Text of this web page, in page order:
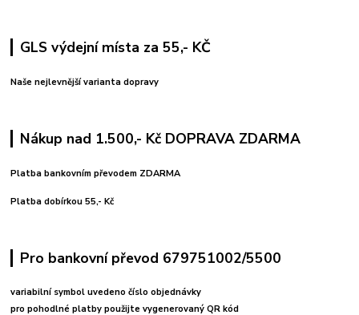
GLS výdejní místa za 55,- KČ
Naše nejlevnější varianta dopravy
Nákup nad 1.500,- Kč DOPRAVA ZDARMA
Platba bankovním převodem ZDARMA
Platba dobírkou 55,- Kč
Pro bankovní převod 679751002/5500
variabilní symbol uvedeno číslo objednávky
pro pohodlné platby použijte vygenerovaný QR kód